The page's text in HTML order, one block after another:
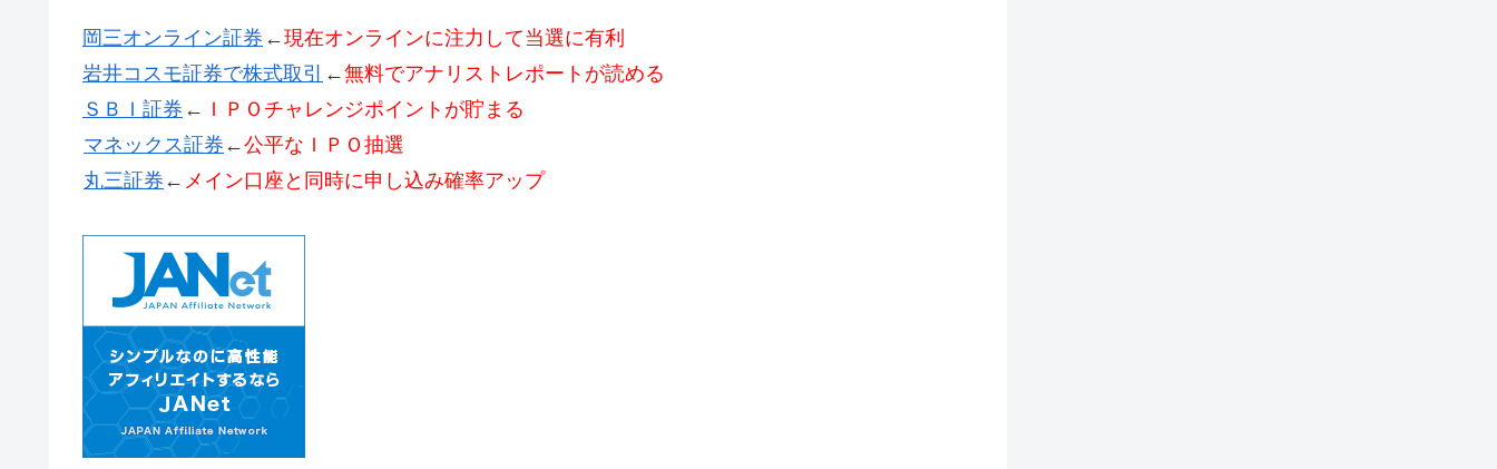
岡三オンライン証券 ←現在オンラインに注力して当選に有利
岩井コスモ証券で株式取引
←無料でアナリストレポートが読める
ＳＢＩ証券 ← ＩＰＯチャレンジポイントが貯まる
マネックス証券 ←公平なＩＰＯ抽選
丸三証券 ← メイン口座と同時に申し込み確率アップ